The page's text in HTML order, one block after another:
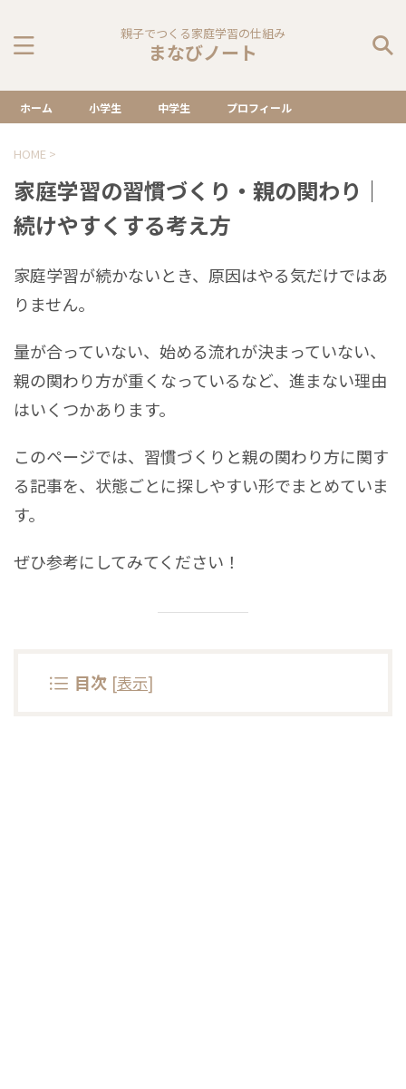
親子でつくる家庭学習の仕組み
まなびノート
ホーム 小学生 中学生 プロフィール
HOME >
家庭学習の習慣づくり・親の関わり｜
続けやすくする考え方
家庭学習が続かないとき、原因はやる気だけではあ
りません。
量が合っていない、始める流れが決まっていない、
親の関わり方が重くなっているなど、進まない理由
はいくつかあります。
このページでは、習慣づくりと親の関わり方に関す
る記事を、状態ごとに探しやすい形でまとめていま
す。
ぜひ参考にしてみてください！
目次 [表示]